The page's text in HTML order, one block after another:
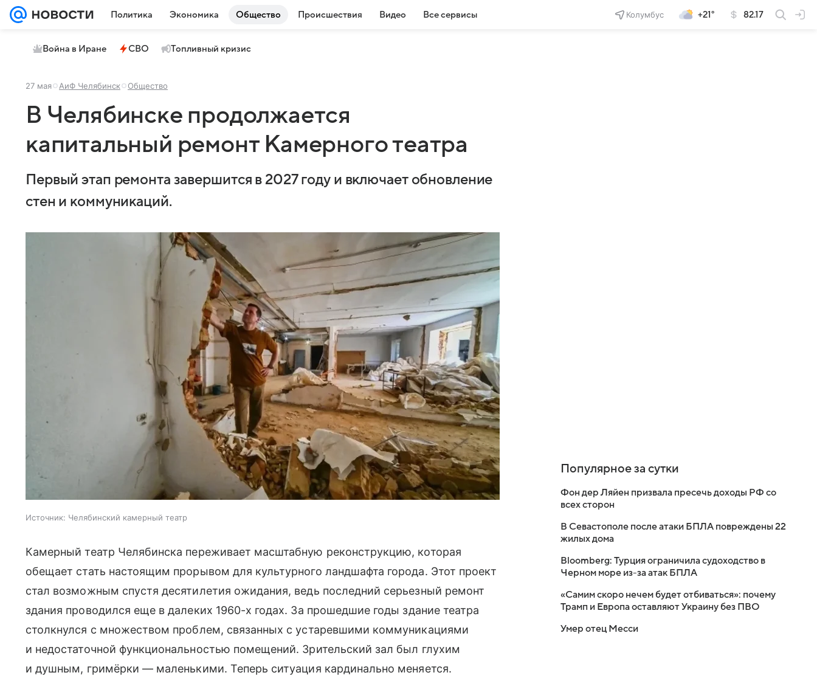
Политика Экономика Общество Происшествия Видео Все сервисы Колумбус +21° 82.17
Война в Иране СВО Топливный кризис
27 мая АиФ Челябинск Общество
В Челябинске продолжается
капитальный ремонт Камерного театра
Первый этап ремонта завершится в 2027 году и включает обновление
стен и коммуникаций.
Источник: Челябинский камерный театр
Камерный театр Челябинска переживает масштабную реконструкцию, которая
обещает стать настоящим прорывом для культурного ландшафта города. Этот проект
стал возможным спустя десятилетия ожидания, ведь последний серьезный ремонт
здания проводился еще в далеких 1960-х годах. За прошедшие годы здание театра
столкнулся с множеством проблем, связанных с устаревшими коммуникациями
и недостаточной функциональностью помещений. Зрительский зал был глухим
и душным, гримёрки — маленькими. Теперь ситуация кардинально меняется.
Популярное за сутки
Фон дер Ляйен призвала пресечь доходы РФ со
всех сторон
В Севастополе после атаки БПЛА повреждены 22
жилых дома
Bloomberg: Турция ограничила судоходство в
Черном море из-за атак БПЛА
«Самим скоро нечем будет отбиваться»: почему
Трамп и Европа оставляют Украину без ПВО
Умер отец Месси